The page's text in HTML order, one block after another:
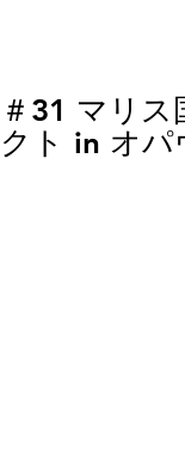
＃31 マリス
クト in オ